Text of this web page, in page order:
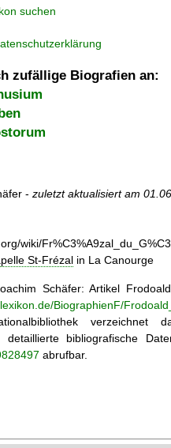
suchen
zufällige Biografien an:
- zuletzt aktualisiert am
wiki/
St-Frézal in La Canourge
Schäfer: Artikel
BiographienF/
verzeichnet
detaillierte bibliografische
abrufbar.